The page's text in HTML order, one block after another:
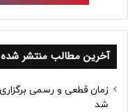
آخرین مطالب منتشر شده
شد